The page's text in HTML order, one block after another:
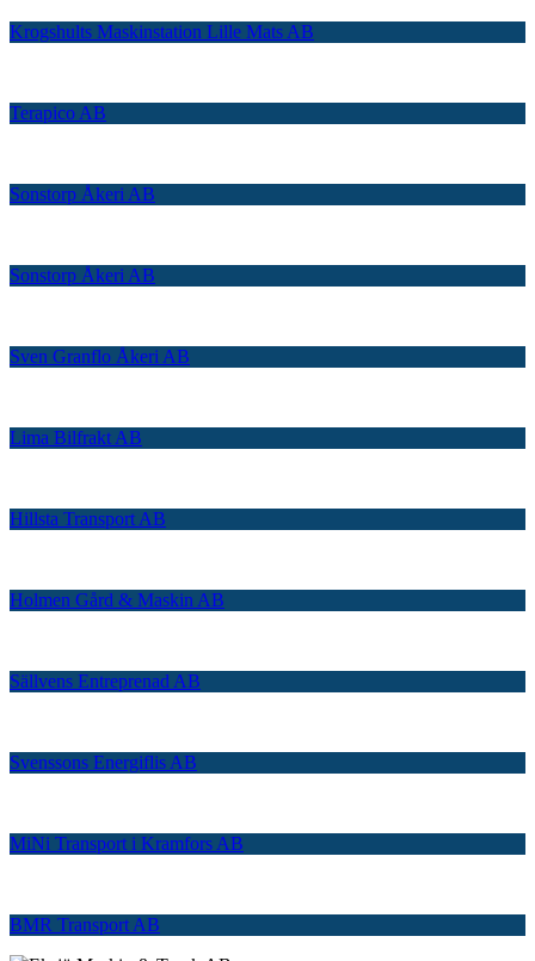
Krogshults Maskinstation Lille Mats AB
Terapico AB
Sonstorp Åkeri AB
Sonstorp Åkeri AB
Sven Granflo Åkeri AB
Lima Bilfrakt AB
Hillsta Transport AB
Holmen Gård & Maskin AB
Sällvens Entreprenad AB
Svenssons Energiflis AB
MiNi Transport i Kramfors AB
BMR Transport AB